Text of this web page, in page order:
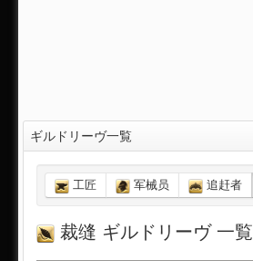
ギルドリーヴ一覧
工匠 军械员 追赶者
裁缝 ギルドリーヴ 一覧